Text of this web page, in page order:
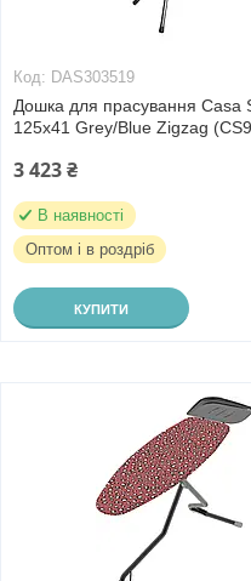
DAS303519
Дошка для прасування Casa
125x41 Grey/Blue Zigzag
3 423 ₴
В наявності
Оптом і в роздріб
КУПИТИ